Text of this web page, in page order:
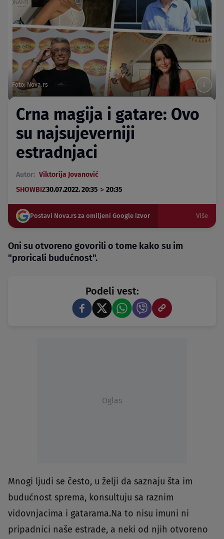
Foto: Nova.rs
Crna magija i gatare: Ovo
su najsujeverniji
estradnjaci
Autor: Viktorija Jovanović
SHOWBIZ30.07.2022. 20:35 > 20:35
Postavi Nova.rs za omiljeni Google izvor Više
Oni su otvoreno govorili o tome kako su im
"proricali budućnost".
Podeli vest:
Oglas
Mnogi ljudi se često, u želji da saznaju šta im
budućnost sprema, konsultuju sa raznim
vidovnjacima i gatarama.Na to nisu imuni ni
pripadnici naše estrade, a neki od njih otvoreno